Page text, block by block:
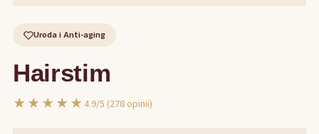
Uroda i Anti-aging
Hairstim
★★★★★4.9/5 (278 opinii)